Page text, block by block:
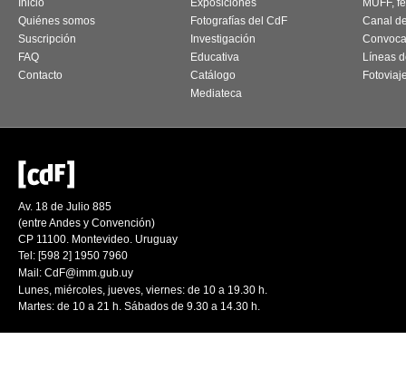
Inicio
Quiénes somos
Suscripción
FAQ
Contacto
Exposiciones
Fotografías del CdF
Investigación
Educativa
Catálogo
Mediateca
MUFF,
Canal
Líneas
Av. 18 de Julio 885
(entre Andes y Convención)
CP 11100. Montevideo. Uruguay
Tel: [598 2] 1950 7960
Mail: CdF@imm.gub.uy
Lunes, miércoles, jueves, viernes: de 10 a 19.30 h.
Martes: de 10 a 21 h. Sábados de 9.30 a 14.30 h.